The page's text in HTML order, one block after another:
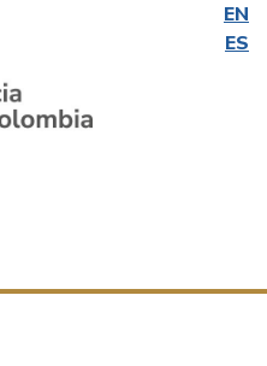
EN
ES